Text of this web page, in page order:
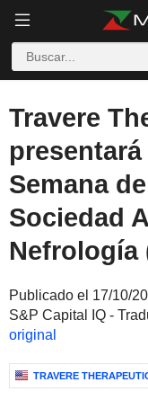
Travere
Semana
Sociedad
Nefrología
Publicado el 17/10/
S&P Capital IQ -
original
TRAVERE